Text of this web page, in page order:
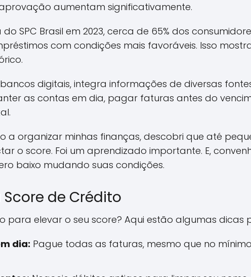
aumentam significativamente.
SPC Brasil em 2023, cerca de 65% dos
com condições mais favoráveis. Isso
digitais, integra informações de diversas
as contas em dia, pagar faturas antes do
a organizar minhas finanças, descobri que até
o score. Foi um aprendizado importante. E,
baixo mudando suas condições.
de Crédito
para elevar o seu score? Aqui estão algumas dicas
dia: Pague todas as faturas, mesmo que no